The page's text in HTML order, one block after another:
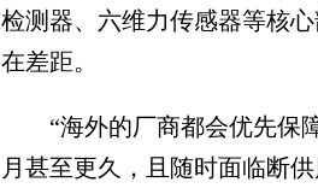
检测器、六维力传感器等核
在差距。
“海外的厂商都会优先保障
月甚至更久，且随时面临断供